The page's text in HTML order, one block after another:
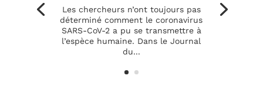
Les chercheurs n’ont toujours pas
déterminé comment le coronavirus
SARS-CoV-2 a pu se transmettre à
l’espèce humaine. Dans le Journal
du...